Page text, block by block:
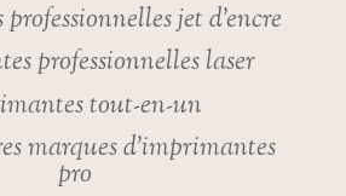
jet d’encre
professionnelles laser
tout-en-un
marques d’imprimantes
pro